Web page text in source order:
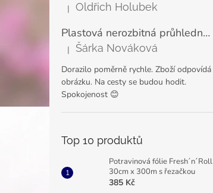
Hodnocení produktu je 5 z 5 hvězdiček.
| Oldřich Holubek
Plastová nerozbitná průhledná sklenice na šampaňské a prosecco VERONA 180 ml
Hodnocení produktu je 5 z 5 hvězdiček.
| Šárka Nováková
Dorazilo poměrně rychle. Zboží odpovídá
obrázku. Na cesty se budou hodit.
Spokojenost 😊
Top 10 produktů
Potravinová fólie Fresh´n´Roll
30cm x 300m s řezačkou
385 Kč